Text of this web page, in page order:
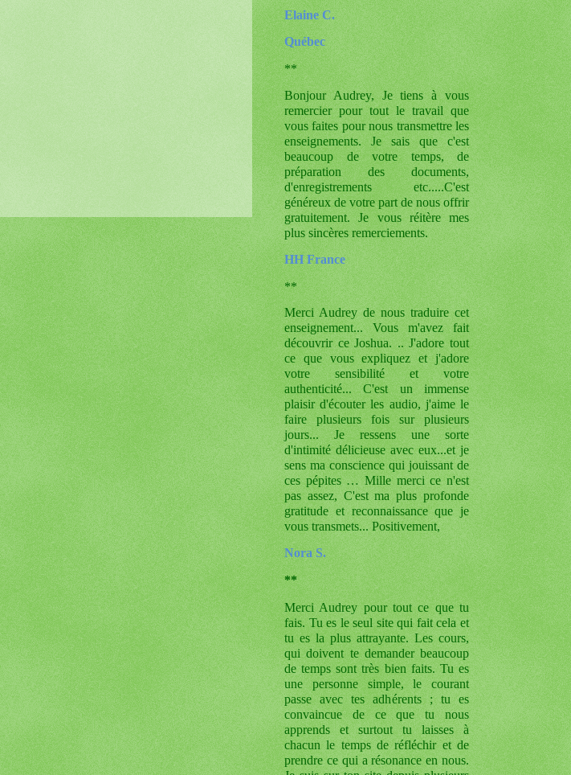
Elaine C.
Québec
**
Bonjour Audrey, Je tiens à vous
remercier pour tout le travail que
vous faites pour nous transmettre les
enseignements. Je sais que c'est
beaucoup de votre temps, de
préparation des documents,
d'enregistrements etc.....C'est
généreux de votre part de nous offrir
gratuitement. Je vous réitère mes
plus sincères remerciements.
HH France
**
Merci Audrey de nous traduire cet
enseignement... Vous m'avez fait
découvrir ce Joshua. .. J'adore tout
ce que vous expliquez et j'adore
votre sensibilité et votre
authenticité... C'est un immense
plaisir d'écouter les audio, j'aime le
faire plusieurs fois sur plusieurs
jours... Je ressens une sorte
d'intimité délicieuse avec eux...et je
sens ma conscience qui jouissant de
ces pépites … Mille merci ce n'est
pas assez, C'est ma plus profonde
gratitude et reconnaissance que je
vous transmets... Positivement,
Nora S.
**
Merci Audrey pour tout ce que tu
fais. Tu es le seul site qui fait cela et
tu es la plus attrayante. Les cours,
qui doivent te demander beaucoup
de temps sont très bien faits. Tu es
une personne simple, le courant
passe avec tes adhérents ; tu es
convaincue de ce que tu nous
apprends et surtout tu laisses à
chacun le temps de réfléchir et de
prendre ce qui a résonance en nous.